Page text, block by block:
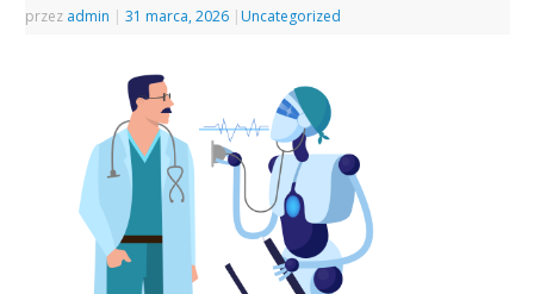
przez admin | 31 marca, 2026 | Uncategorized